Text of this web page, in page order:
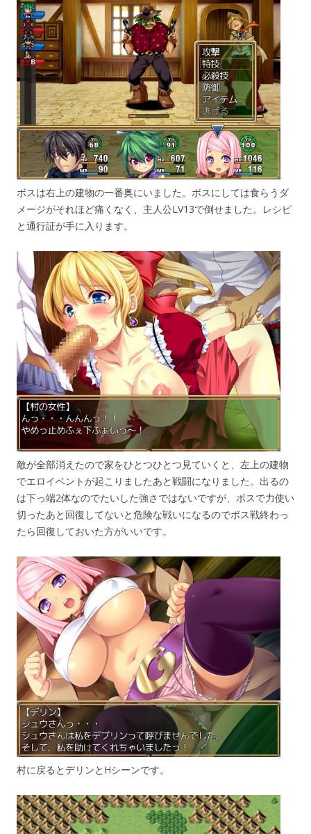
ボスは右上の建物の一番奥にいました。ボスにしては食らうダ
メージがそれほど痛くなく、主人公LV13で倒せました。レシピ
と通行証が手に入ります。
敵が全部消えたので家をひとつひとつ見ていくと、左上の建物
でエロイベントが起こりましたあと戦闘になりました。出るの
は下っ端2体なのでたいした強さではないですが、ボスで力使い
切ったあと回復してないと危険な戦いになるのでボス戦終わっ
たら回復しておいた方がいいです。
村に戻るとデリンとHシーンです。